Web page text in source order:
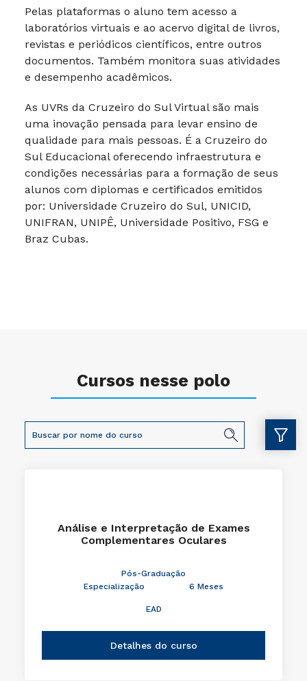
Pelas plataformas o aluno tem acesso a
laboratórios virtuais e ao acervo digital de livros,
revistas e periódicos científicos, entre outros
documentos. Também monitora suas atividades
e desempenho acadêmicos.
As UVRs da Cruzeiro do Sul Virtual são mais
uma inovação pensada para levar ensino de
qualidade para mais pessoas. É a Cruzeiro do
Sul Educacional oferecendo infraestrutura e
condições necessárias para a formação de seus
alunos com diplomas e certificados emitidos
por: Universidade Cruzeiro do Sul, UNICID,
UNIFRAN, UNIPÊ, Universidade Positivo, FSG e
Braz Cubas.
Cursos nesse polo
Análise e Interpretação de Exames
Complementares Oculares
Pós-Graduação
Especialização
6 Meses
EAD
Detalhes do curso